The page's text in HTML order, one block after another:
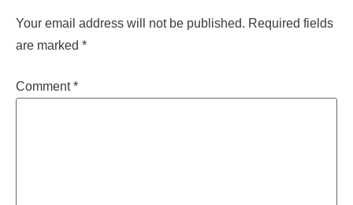
Your email address will not be published. Required fields
are marked *
Comment*